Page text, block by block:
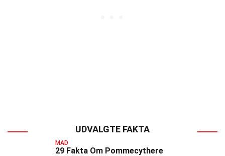
UDVALGTE FAKTA
MAD
29 Fakta Om Pommecythere